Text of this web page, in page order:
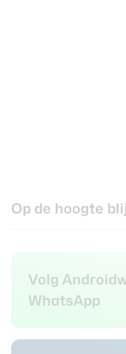
Op de hoogte
Volg
WhatsApp